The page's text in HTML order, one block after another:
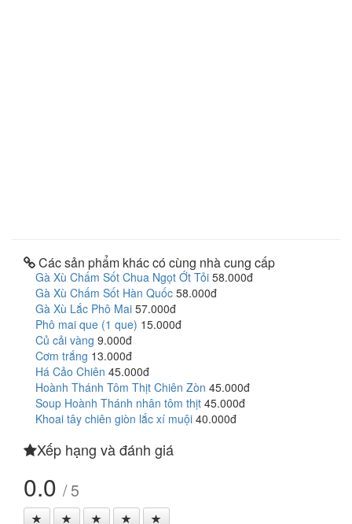
Các sản phẩm khác có cùng nhà cung cấp
Gà Xù Chấm Sốt Chua Ngọt Ớt Tỏi 58.000đ
Gà Xù Chấm Sốt Hàn Quốc 58.000đ
Gà Xù Lắc Phô Mai 57.000đ
Phô mai que (1 que) 15.000đ
Củ cải vàng 9.000đ
Cơm trắng 13.000đ
Há Cảo Chiên 45.000đ
Hoành Thánh Tôm Thịt Chiên Zòn 45.000đ
Soup Hoành Thánh nhân tôm thịt 45.000đ
Khoai tây chiên giòn lắc xí muội 40.000đ
Xếp hạng và đánh giá
0.0 / 5